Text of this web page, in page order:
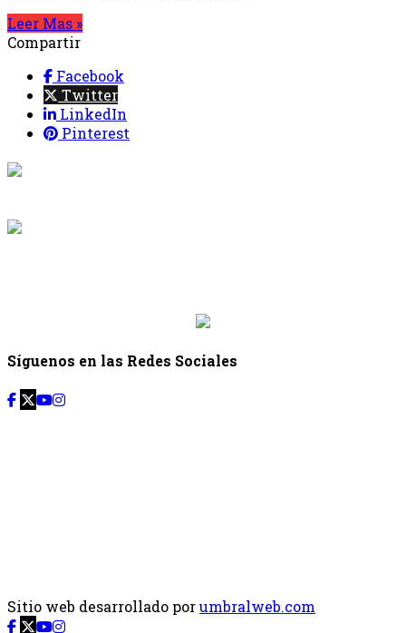
Leer Mas »
Compartir
Facebook
Twitter
LinkedIn
Pinterest
Síguenos en las Redes Sociales
Sitio web desarrollado porumbralweb.com